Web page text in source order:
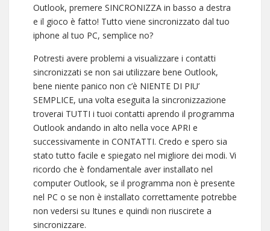
Outlook, premere SINCRONIZZA in basso a destra
e il gioco è fatto! Tutto viene sincronizzato dal tuo
iphone al tuo PC, semplice no?
Potresti avere problemi a visualizzare i contatti
sincronizzati se non sai utilizzare bene Outlook,
bene niente panico non c’è NIENTE DI PIU’
SEMPLICE, una volta eseguita la sincronizzazione
troverai TUTTI i tuoi contatti aprendo il programma
Outlook andando in alto nella voce APRI e
successivamente in CONTATTI. Credo e spero sia
stato tutto facile e spiegato nel migliore dei modi. Vi
ricordo che è fondamentale aver installato nel
computer Outlook, se il programma non è presente
nel PC o se non è installato correttamente potrebbe
non vedersi su Itunes e quindi non riuscirete a
sincronizzare.